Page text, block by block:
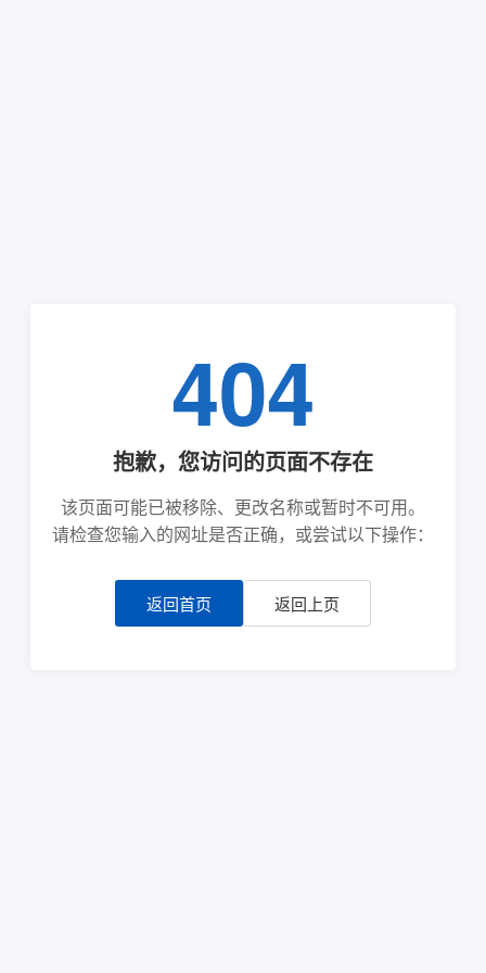
404
抱歉，您访问的页面不存在
该页面可能已被移除、更改名称或暂时不可用。
请检查您输入的网址是否正确，或尝试以下操作：
返回首页 返回上页